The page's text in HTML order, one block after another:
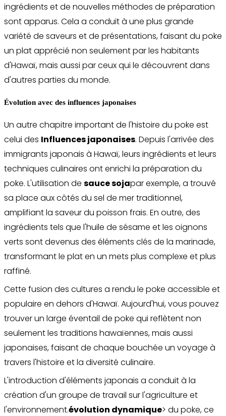
ingrédients et de nouvelles méthodes de préparation
sont apparus. Cela a conduit à une plus grande
variété de saveurs et de présentations, faisant du poke
un plat apprécié non seulement par les habitants
d'Hawaï, mais aussi par ceux qui le découvrent dans
d'autres parties du monde.
Évolution avec des influences japonaises
Un autre chapitre important de l'histoire du poke est
celui des Influences japonaises. Depuis l'arrivée des
immigrants japonais à Hawaï, leurs ingrédients et leurs
techniques culinaires ont enrichi la préparation du
poke. L'utilisation de sauce sojapar exemple, a trouvé
sa place aux côtés du sel de mer traditionnel,
amplifiant la saveur du poisson frais. En outre, des
ingrédients tels que l'huile de sésame et les oignons
verts sont devenus des éléments clés de la marinade,
transformant le plat en un mets plus complexe et plus
raffiné.
Cette fusion des cultures a rendu le poke accessible et
populaire en dehors d'Hawaï. Aujourd'hui, vous pouvez
trouver un large éventail de poke qui reflètent non
seulement les traditions hawaïennes, mais aussi
japonaises, faisant de chaque bouchée un voyage à
travers l'histoire et la diversité culinaire.
L'introduction d'éléments japonais a conduit à la
création d'un groupe de travail sur l'agriculture et
l'environnement.évolution dynamique> du poke, ce